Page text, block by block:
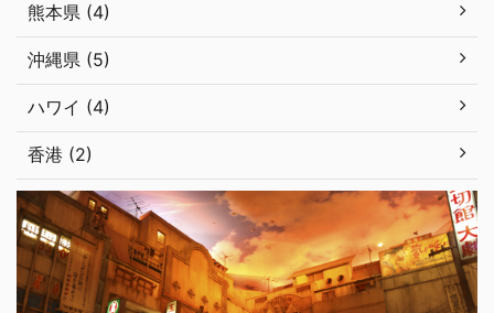
熊本県 (4)
沖縄県 (5)
ハワイ (4)
香港 (2)